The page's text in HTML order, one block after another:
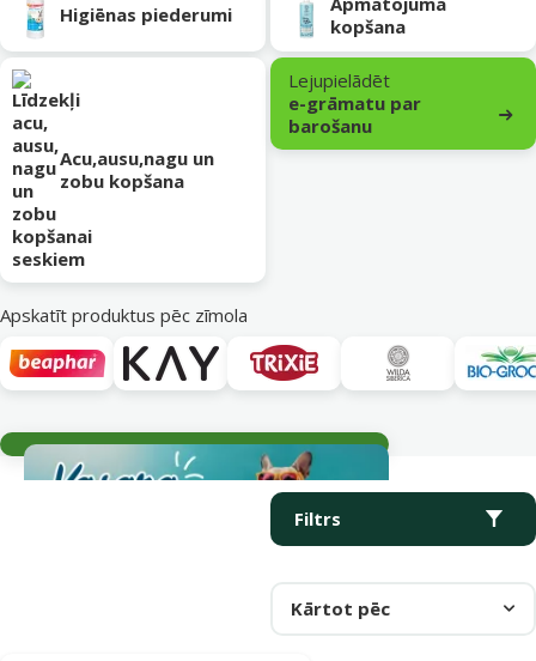
Higiēnas piederumi
kopšana
Acu,ausu,nagu un
zobu kopšana
Lejupielādēt
e-grāmatu par
barošanu
Apskatīt produktus pēc zīmola
Parametriskais filtrs
Filtrs
Atlasītie filtri
Kārtot pēc
Produkti kategorijā Preces sesku veselībai un kopšanai